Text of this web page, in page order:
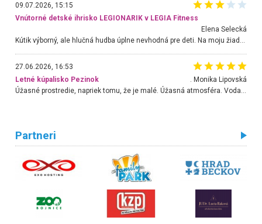
09.07.2026, 15:15
Vnútorné detské ihrisko LEGIONARIK v LEGIA Fitness
Elena Selecká
27.06.2026, 16:53
Letné kúpalisko Pezinok
. Monika Lipovská
Úžasné prostredie, napriek tomu, že je malé. Úžasná atmosféra. Voda fantastická a nádherná. Ľudí je pomerne veľa, ale su mili a ohľaduplní. Je veľmi zaujímavé sledovať, ako dokážu spolu športovať cudzí ľudia a bez ohľadu na vek. Vládne tu pohoda. Vnuka neviem dostať z vody. Ďakujem za krásny deň . Urcite sa sem vrátim. Jediný problém je s parkovaním, ale aj ten sa mi podarilo vyriešiť. Monika Bratislava
Partneri